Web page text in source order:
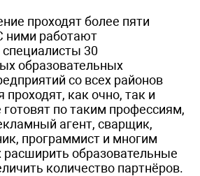
проходят более пяти
ними работают
специалисты 30
образовательных
со всех районов
проходят, как очно, так и
по таким профессиям,
агент, сварщик,
программист и многим
расширить образовательные
количество партнёров.